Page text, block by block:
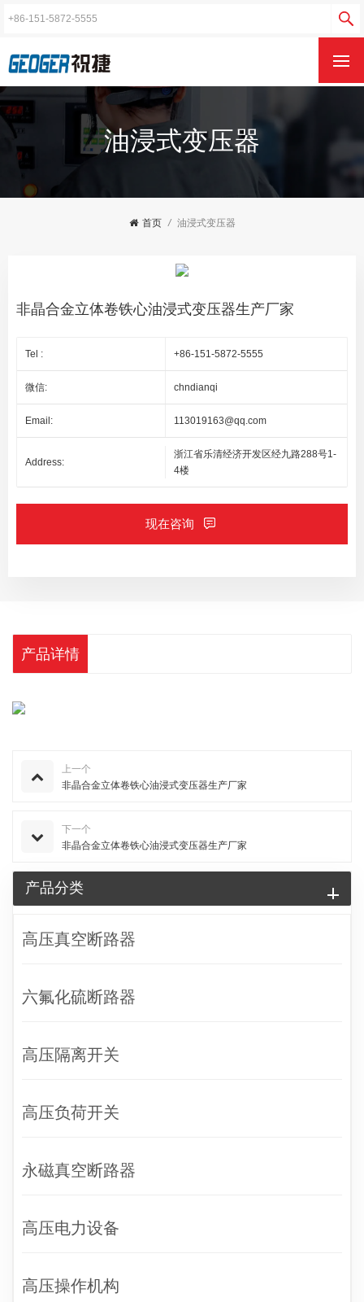
油浸式变压器
首页 / 油浸式变压器
非晶合金立体卷铁心油浸式变压器生产厂家
Tel : +86-151-5872-5555
微信: chndianqi
Email: 113019163@qq.com
Address:
浙江省乐清经济开发区经九路288号1-
4楼
现在咨询
产品详情
上一个
非晶合金立体卷铁心油浸式变压器生产厂家
下一个
非晶合金立体卷铁心油浸式变压器生产厂家
产品分类
高压真空断路器
六氟化硫断路器
高压隔离开关
高压负荷开关
永磁真空断路器
高压电力设备
高压操作机构